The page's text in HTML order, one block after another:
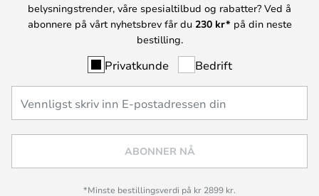
belysningstrender, våre spesialtilbud og rabatter? Ved å
abonnere på vårt nyhetsbrev får du 230 kr* på din neste
bestilling.
Privatkunde Bedrift
ABONNER NÅ
*Minste bestillingsverdi på kr 2899 kr.